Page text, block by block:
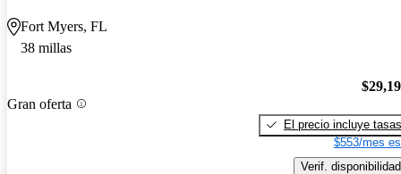
Fort Myers, FL
38 millas
Gran oferta
El precio incluye tasas
$553/mes
Verif. disponibilidad